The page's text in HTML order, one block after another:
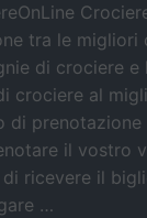
tra le
di crociere e
crociere al
di prenotazione
il vostro
ricevere il
…